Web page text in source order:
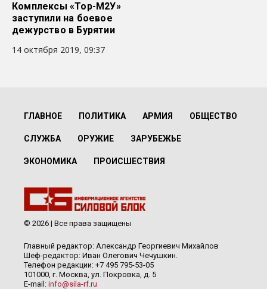
Комплексы «Тор-М2У»
заступили на боевое
дежурство в Бурятии
14 октября 2019, 09:37
ГЛАВНОЕ ПОЛИТИКА АРМИЯ ОБЩЕСТВО
СЛУЖБА ОРУЖИЕ ЗАРУБЕЖЬЕ
ЭКОНОМИКА ПРОИСШЕСТВИЯ
© 2026 | Все права защищены
Главный редактор: Александр Георгиевич Михайлов
Шеф-редактор: Иван Олегович Чечушкин.
Телефон редакции: +7 495 795-53-05
101000, г. Москва, ул. Покровка, д. 5
E-mail: info@sila-rf.ru